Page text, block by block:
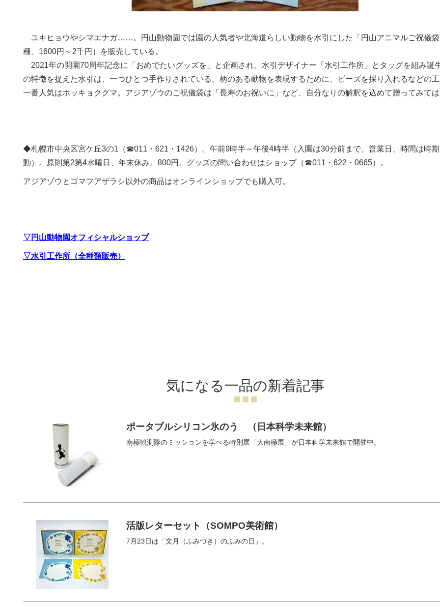
ユキヒョウやシマエナガ……。円山動物園では園の人気者や北海道らしい動物を水引にした「円山アニマルご祝儀
種、1600円～2千円）を販売している。
2021年の開園70周年記念に「おめでたいグッズを」と企画され、水引デザイナー「水引工作所」とタッグを組み誕
の特徴を捉えた水引は、一つひとつ手作りされている。柄のある動物を表現するために、ビーズを採り入れるなどの工
一番人気はホッキョクグマ。アジアゾウのご祝儀袋は「長寿のお祝いに」など、自分なりの解釈を込めて贈ってみては
◆札幌市中央区宮ケ丘3の1（☎011・621・1426）。午前9時半～午後4時半（入園は30分前まで。営業日、時間は時
動）。原則第2第4水曜日、年末休み。800円。グッズの問い合わせはショップ（☎011・622・0665）。
アジアゾウとゴマフアザラシ以外の商品はオンラインショップでも購入可。
▽円山動物園オフィシャルショップ
▽水引工作所（全種類販売）
気になる一品の新着記事
ポータブルシリコン氷のう （日本科学未来館）
南極観測隊のミッションを学べる特別展「大南極展」が日本科学未来館で開催中。
活版レターセット（SOMPO美術館）
7月23日は「文月（ふみづき）のふみの日」。